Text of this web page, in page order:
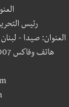
رئيس
العنوان: صيدا - لبنان
هاتف وفاكس 726007 (7) 00961 - خليوي 226013 (3) 00961